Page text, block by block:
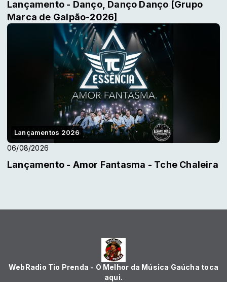
Lançamento - Danço, Danço Danço [Grupo
Marca de Galpão-2026]
Lançamentos 2026
06/08/2026
Lançamento - Amor Fantasma - Tche Chaleira
WebRadio Tio Prenda - O Melhor da Música Gaúcha toca
aqui.